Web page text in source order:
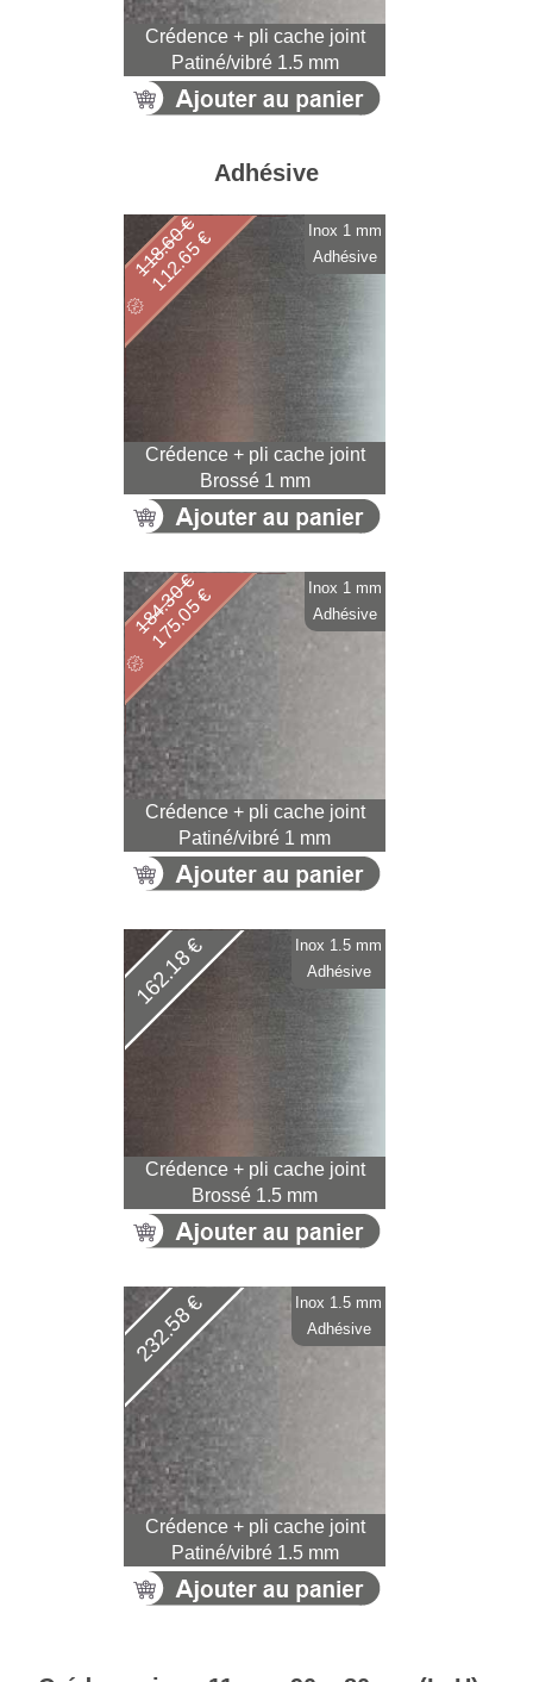
Crédence + pli cache joint
Patiné/vibré 1.5 mm
Adhésive
Crédence + pli cache joint
Brossé 1 mm
112.65 €
118.60 €
Inox 1 mm
Adhésive
Crédence + pli cache joint
Patiné/vibré 1 mm
175.05 €
184.30 €
Inox 1 mm
Adhésive
Crédence + pli cache joint
Brossé 1.5 mm
162.18 €
Inox 1.5 mm
Adhésive
Crédence + pli cache joint
Patiné/vibré 1.5 mm
232.58 €
Inox 1.5 mm
Adhésive